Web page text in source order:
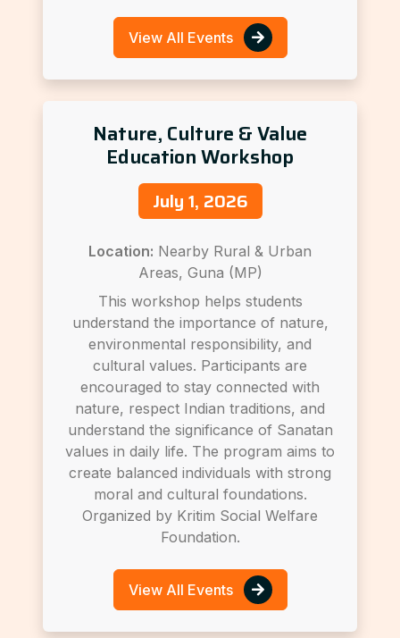
View All Events
Nature, Culture & Value
Education Workshop
July 1, 2026
Location: Nearby Rural & Urban
Areas, Guna (MP)
This workshop helps students
understand the importance of nature,
environmental responsibility, and
cultural values. Participants are
encouraged to stay connected with
nature, respect Indian traditions, and
understand the significance of Sanatan
values in daily life. The program aims to
create balanced individuals with strong
moral and cultural foundations.
Organized by Kritim Social Welfare
Foundation.
View All Events